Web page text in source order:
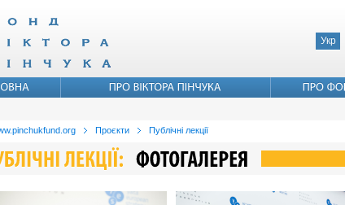
Укр
Проєкти Публічні лекції